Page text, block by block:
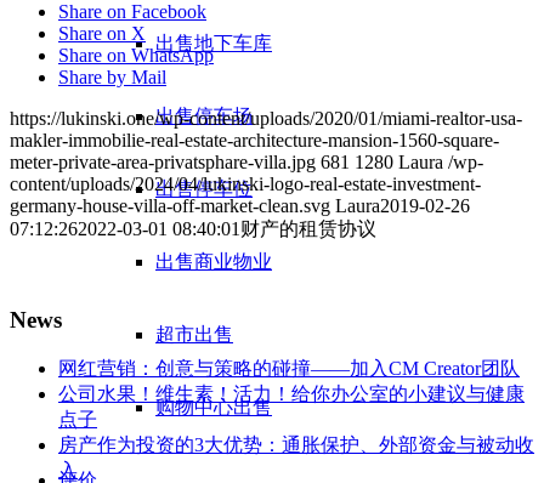
出售地下车库
出售停车场
出售停车位
出售商业物业
超市出售
购物中心出售
Share on Facebook
Share on X
Share on WhatsApp
Share by Mail
https://lukinski.one/wp-content/uploads/2020/01/miami-realtor-usa-
makler-immobilie-real-estate-architecture-mansion-1560-square-
meter-private-area-privatsphare-villa.jpg 681 1280 Laura /wp-
content/uploads/2024/04/lukinski-logo-real-estate-investment-
germany-house-villa-off-market-clean.svg Laura2019-02-26
07:12:262022-03-01 08:40:01 财产的租赁协议
News
网红营销：创意与策略的碰撞——加入CM Creator团队
公司水果！维生素！活力！给你办公室的小建议与健康
点子
房产作为投资的3大优势：通胀保护、外部资金与被动收
入